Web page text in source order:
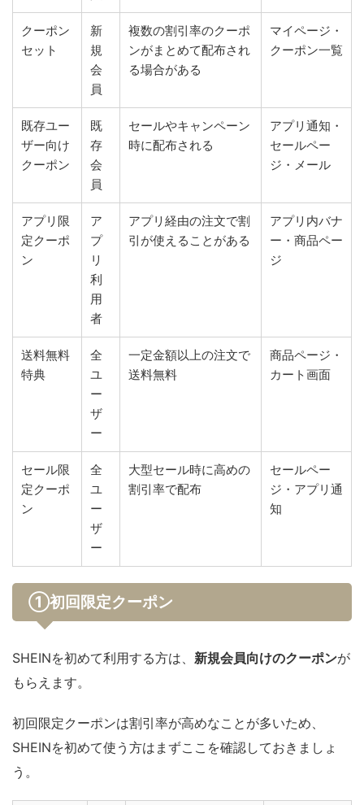
クーポン
セット
新
規
会
員
複数の割引率のクーポ
ンがまとめて配布され
る場合がある
マイページ・
クーポン一覧
既存ユー
ザー向け
クーポン
既
存
会
員
セールやキャンペーン
時に配布される
アプリ通知・
セールペー
ジ・メール
アプリ限
定クーポ
ン
ア
プ
リ
利
用
者
アプリ経由の注文で割
引が使えることがある
アプリ内バナ
ー・商品ペー
ジ
送料無料
特典
全
ユ
ー
ザ
ー
一定金額以上の注文で
送料無料
商品ページ・
カート画面
セール限
定クーポ
ン
全
ユ
ー
ザ
ー
大型セール時に高めの
割引率で配布
セールペー
ジ・アプリ通
知
①初回限定クーポン
SHEINを初めて利用する方は、 新規会員向けのクーポンが
もらえます。
初回限定クーポンは割引率が高めなことが多いため、
SHEINを初めて使う方はまずここを確認しておきましょ
う。